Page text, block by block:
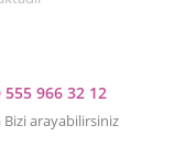
555 966 32 12
Bizi arayabilirsiniz